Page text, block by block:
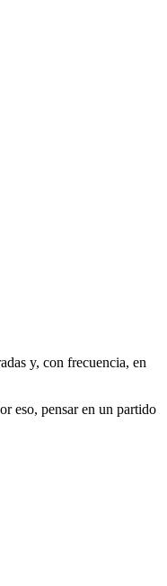
y, con frecuencia, en
eso, pensar en un partido